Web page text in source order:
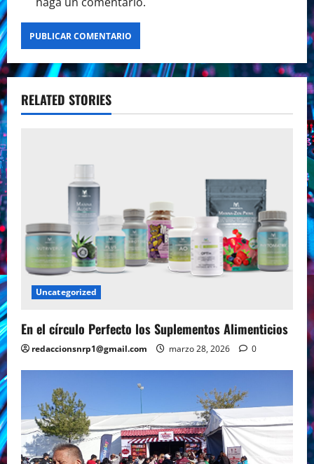
RELATED STORIES
Uncategorized
En el círculo Perfecto los Suplementos Alimenticios
redaccionsnrp1@gmail.com marzo 28, 2026 0